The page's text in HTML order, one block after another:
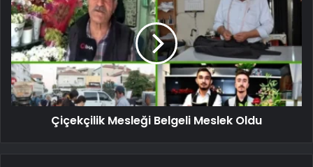
Çiçekçilik Mesleği Belgeli Meslek Oldu